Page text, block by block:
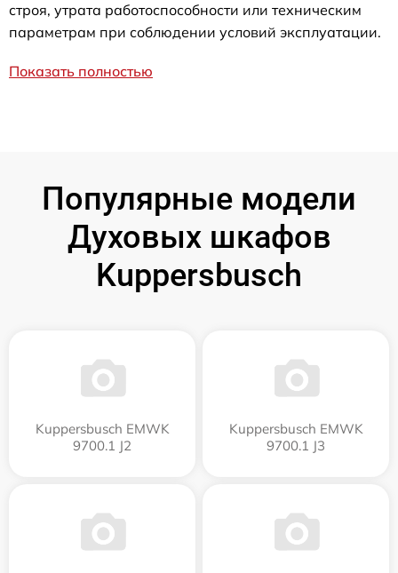
строя, утрата работоспособности или техническим
параметрам при соблюдении условий эксплуатации.
Показать полностью
Популярные модели
Духовых шкафов
Kuppersbusch
Kuppersbusch EMWK
9700.1 J2
Kuppersbusch EMWK
9700.1 J3